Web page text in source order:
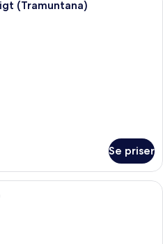
(Tramuntana)
Se priser
En moderne stue med en